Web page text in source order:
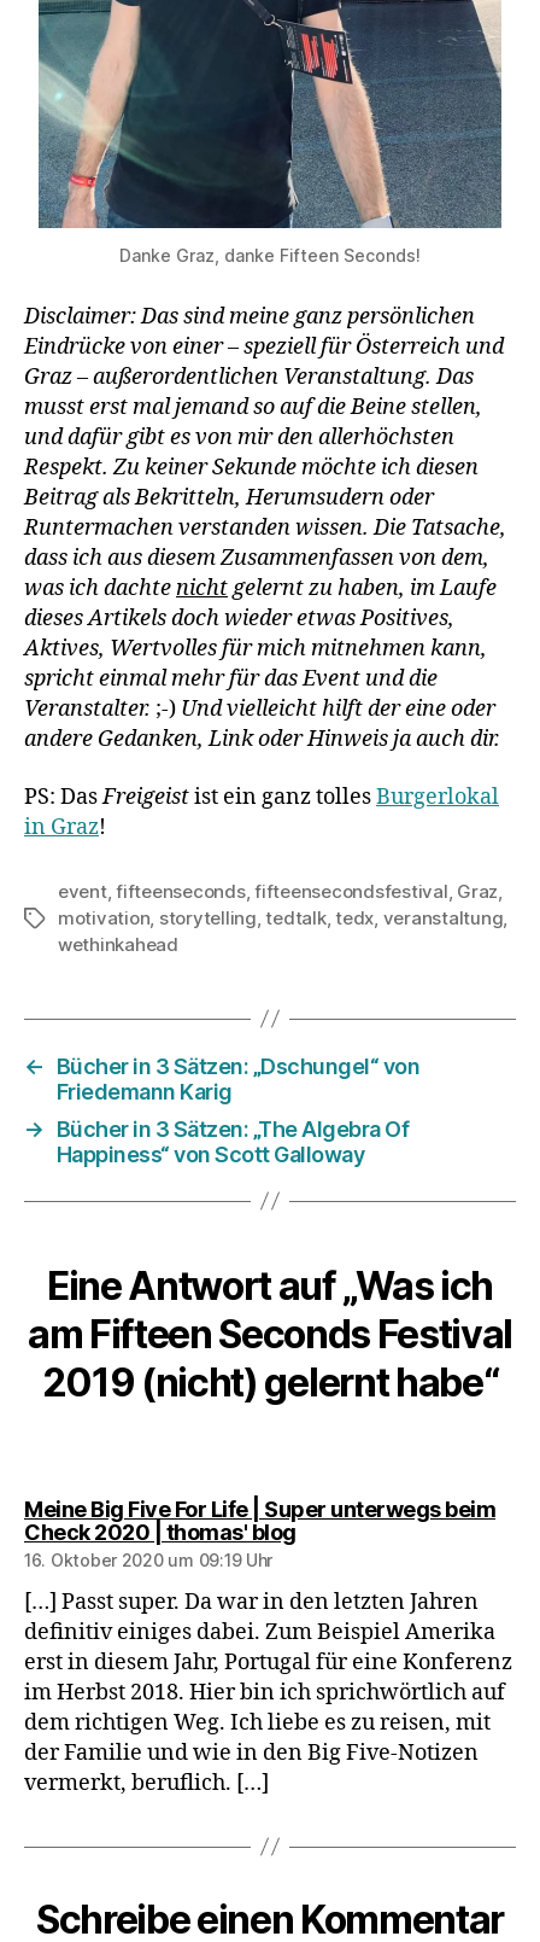
Danke Graz, danke Fifteen Seconds!
Disclaimer: Das sind meine ganz persönlichen
Eindrücke von einer – speziell für Österreich und
Graz – außerordentlichen Veranstaltung. Das
musst erst mal jemand so auf die Beine stellen,
und dafür gibt es von mir den allerhöchsten
Respekt. Zu keiner Sekunde möchte ich diesen
Beitrag als Bekritteln, Herumsudern oder
Runtermachen verstanden wissen. Die Tatsache,
dass ich aus diesem Zusammenfassen von dem,
was ich dachtenichtgelernt zu haben, im Laufe
dieses Artikels doch wieder etwas Positives,
Aktives, Wertvolles für mich mitnehmen kann,
spricht einmal mehr für das Event und die
Veranstalter. ;-) Und vielleicht hilft der eine oder
andere Gedanken, Link oder Hinweis ja auch dir.
PS: DasFreigeistist ein ganz tollesBurgerlokal
in Graz!
Schlagwörter
event,fifteenseconds,fifteensecondsfestival Graz
motivation storytelling ,tedtalk,tedx veranstaltung
wethinkahead
←
Bücher in 3 Sätzen: „Dschungel“ von
Friedemann Karig
→
Bücher in 3 Sätzen: „The Algebra Of
Happiness“ von Scott Galloway
Eine Antwort auf „Was ich
am Fifteen Seconds Festival
2019 (nicht) gelernt habe“
Meine Big Five For Life | Super unterwegs beim
Check 2020 | thomas' blogsagt:
16. Oktober 2020 um 09:19 Uhr
[…] Passt super. Da war in den letzten Jahren
definitiv einiges dabei. Zum Beispiel Amerika
erst in diesem Jahr, Portugal für eine Konferenz
im Herbst 2018. Hier bin ich sprichwörtlich auf
dem richtigen Weg. Ich liebe es zu reisen, mit
der Familie und wie in den Big Five-Notizen
vermerkt, beruflich. […]
Schreibe einen Kommentar